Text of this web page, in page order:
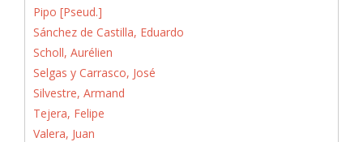
Pipo [Pseud.]
Sánchez de Castilla, Eduardo
Scholl, Aurélien
Selgas y Carrasco, José
Silvestre, Armand
Tejera, Felipe
Valera, Juan